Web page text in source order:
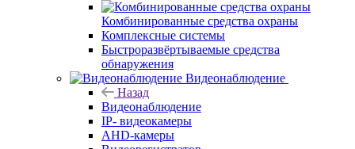
Комбинированные средства охраны
Комплексные системы
Быстроразвёртываемые средства
обнаружения
Видеонаблюдение
Назад
Видеонаблюдение
IP- видеокамеры
AHD-камеры